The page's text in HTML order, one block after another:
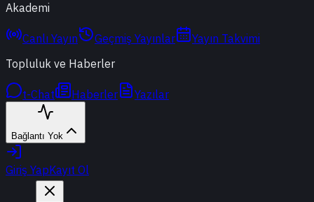
Akademi
Canlı Yayın Geçmiş Yayınlar
Yayın Takvimi
Topluluk ve Haberler
t-Chat Haberler Yazılar
Bağlantı Yok
Giriş YapKayıt Ol